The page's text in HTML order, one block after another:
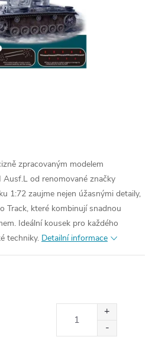
zpracovaným modelem
od renomované značky
1:72 zaujme nejen úžasnými detaily,
Track, které kombinují snadnou
Ideální kousek pro každého
techniky. Detailní informace